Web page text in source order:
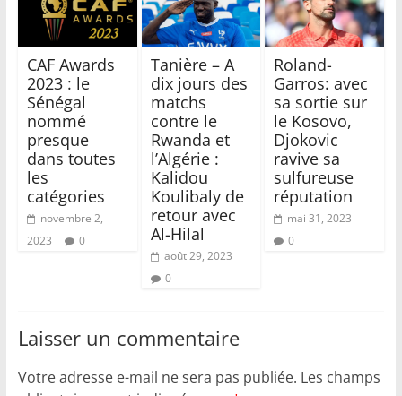
CAF Awards
2023 : le
Sénégal
nommé
presque
dans toutes
les
catégories
novembre 2,
2023
0
Tanière – A
dix jours des
matchs
contre le
Rwanda et
l’Algérie :
Kalidou
Koulibaly de
retour avec
Al-Hilal
août 29, 2023
0
Roland-
Garros: avec
sa sortie sur
le Kosovo,
Djokovic
ravive sa
sulfureuse
réputation
mai 31, 2023
0
Laisser un commentaire
Votre adresse e-mail ne sera pas publiée. Les champs